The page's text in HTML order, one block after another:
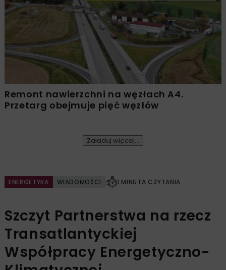
Remont nawierzchni na węzłach A4.
Przetarg obejmuje pięć węzłów
Załaduj więcej...
ENERGETYKA WIADOMOŚCI 1 MINUTA CZYTANIA
Szczyt Partnerstwa na rzecz
Transatlantyckiej
Współpracy Energetyczno-